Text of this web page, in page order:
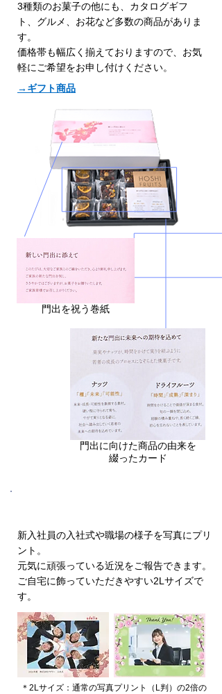
3種類のお菓子の他にも、カタログギフ
ト、グルメ、お花など多数の商品がありま
す。
価格帯も幅広く揃えておりますので、お気
軽にご希望をお申し付けください。
​→ギフト商品
門出を祝う巻紙
門出に向けた商品の由来を
綴ったカード
新入社員の入社式や職場の様子を写真にプリ
ント。
元気に頑張っている近況をご報告できます。
ご自宅に飾っていただきやすい2Lサイズで
す。
＊2Lサイズ：通常の写真プリント（L判）の2倍の